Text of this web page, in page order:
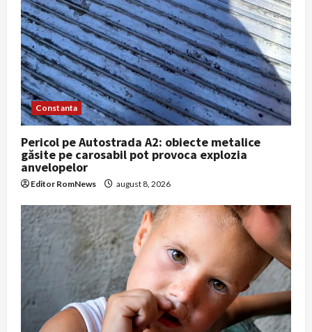
Constanta
Pericol pe Autostrada A2: obiecte metalice
găsite pe carosabil pot provoca explozia
anvelopelor
Editor RomNews august 8, 2026